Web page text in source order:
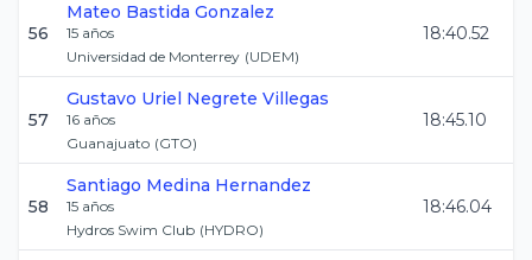
56
Mateo Bastida Gonzalez
15 años
Universidad de Monterrey (UDEM)
18:40.52
57
Gustavo Uriel Negrete Villegas
16 años
Guanajuato (GTO)
18:45.10
58
Santiago Medina Hernandez
15 años
Hydros Swim Club (HYDRO)
18:46.04